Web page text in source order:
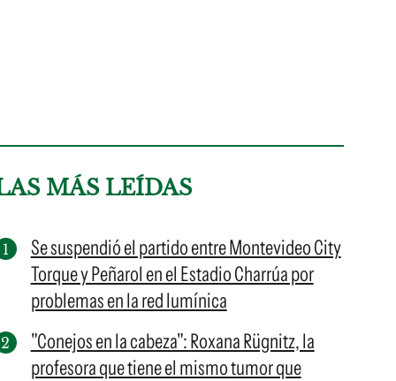
MÁS LEÍDAS
Se suspendió el partido entre Montevideo City
Torque y Peñarol en el Estadio Charrúa por
problemas en la red lumínica
"Conejos en la cabeza": Roxana Rügnitz, la
profesora que tiene el mismo tumor que